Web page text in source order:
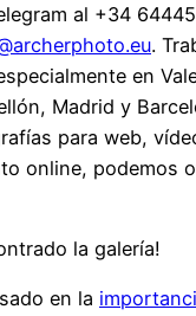
al +34
.
en
Madrid y
para web,
online, podemos
la galería!
en la